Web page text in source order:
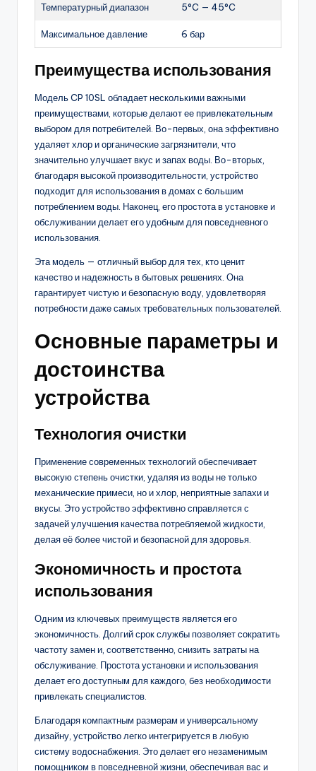
Температурный диапазон 5°C — 45°C
Максимальное давление 6 бар
Преимущества использования
Модель CP 10SL обладает несколькими важными
преимуществами, которые делают ее привлекательным
выбором для потребителей. Во-первых, она эффективно
удаляет хлор и органические загрязнители, что
значительно улучшает вкус и запах воды. Во-вторых,
благодаря высокой производительности, устройство
подходит для использования в домах с большим
потреблением воды. Наконец, его простота в установке и
обслуживании делает его удобным для повседневного
использования.
Эта модель — отличный выбор для тех, кто ценит
качество и надежность в бытовых решениях. Она
гарантирует чистую и безопасную воду, удовлетворяя
потребности даже самых требовательных пользователей.
Основные параметры и
достоинства
устройства
Технология очистки
Применение современных технологий обеспечивает
высокую степень очистки, удаляя из воды не только
механические примеси, но и хлор, неприятные запахи и
вкусы. Это устройство эффективно справляется с
задачей улучшения качества потребляемой жидкости,
делая её более чистой и безопасной для здоровья.
Экономичность и простота
использования
Одним из ключевых преимуществ является его
экономичность. Долгий срок службы позволяет сократить
частоту замен и, соответственно, снизить затраты на
обслуживание. Простота установки и использования
делает его доступным для каждого, без необходимости
привлекать специалистов.
Благодаря компактным размерам и универсальному
дизайну, устройство легко интегрируется в любую
систему водоснабжения. Это делает его незаменимым
помощником в повседневной жизни, обеспечивая вас и